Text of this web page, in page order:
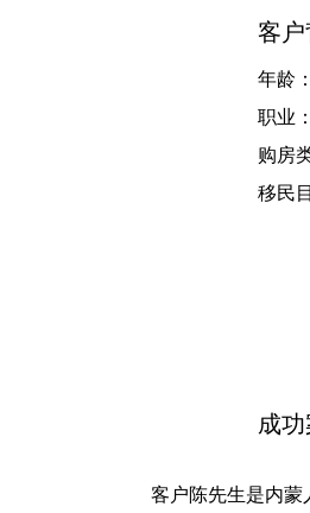
客
年龄
职业
购房
移民
成功
客户陈先生是内蒙